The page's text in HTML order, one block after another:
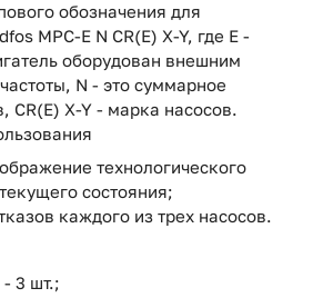
обозначения для
MPC-E N CR(E) X-Y, где E -
оборудован внешним
N - это суммарное
CR(E) X-Y - марка насосов.
технологического
состояния;
каждого из трех насосов.
- 3 шт.;